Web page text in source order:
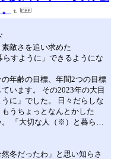
敵さを追い求めた
すように」できるようにな
年齢の目標、年間2つの目標
います。 その2023年の大目
に」でした。 日々だらしな
うちょっとなんとかした
「大切な人（※）と暮ら…
冬だったわ」と思い知らさ